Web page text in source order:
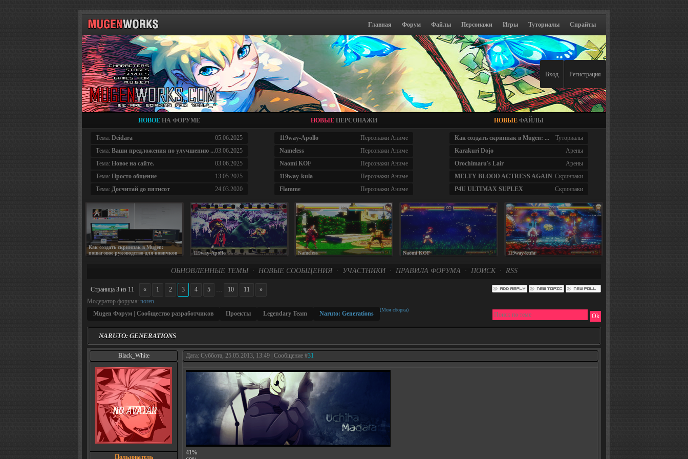
Главная Форум Файлы Персонажи Игры Туториалы Спрайты
Вход Регистрация
НОВОЕ НА ФОРУМЕ
Тема:Deidara
05.06.2025
Тема:Ваши предложения по улучшению ...03.06.2025
Тема:Новое на сайте.
03.06.2025
Тема:Просто общение
13.05.2025
Тема:Досчитай до пятисот 24.03.2020
НОВЫЕПЕРСОНАЖИ
119way-Apollo
Персонажи Аниме
Nameless
Персонажи Аниме
Naomi KOF
Персонажи Аниме
119way-kula
Персонажи Аниме
Flamme
Персонажи Аниме
НОВЫЕФАЙЛЫ
Как создать скринпак в Mugen: ...
Туториалы
Karakuri Dojo
Арены
Orochimaru's Lair
Арены
MELTY BLOOD ACTRESS AGAIN Скринпаки
P4U ULTIMAX SUPLEX
Скринпаки
Как создать скринпак в Mugen:
пошаговое руководство для новичков
119way-Apollo Nameless Naomi KOF 119way-kula
ОБНОВЛЕННЫЕ ТЕМЫ · НОВЫЕ СООБЩЕНИЯ · УЧАСТНИКИ · ПРАВИЛА ФОРУМА · ПОИСК · RSS
Страница 3 из 11 « 1 2 3 4 5 … 10 11
»
Модератор форума: noren
Mugen Форум | Сообщество разработчиков
Проекты Legendary Team Naruto: Generations
(Моя сборка)
NARUTO: GENERATIONS
Black_White
Пользователь
Дата: Суббота, 25.05.2013, 13:49 | Сообщение #31
41%